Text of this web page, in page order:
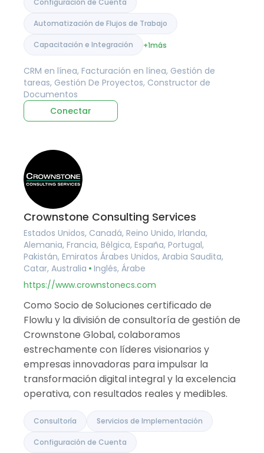
Configuración de Cuenta
Automatización de Flujos de Trabajo
Capacitación e Integración +1más
CRM en línea, Facturación en línea, Gestión de
tareas, Gestión De Proyectos, Constructor de
Documentos
Conectar
Crownstone Consulting Services
Estados Unidos, Canadá, Reino Unido, Irlanda,
Alemania, Francia, Bélgica, España, Portugal,
Pakistán, Emiratos Árabes Unidos, Arabia Saudita,
Catar, Australia
Inglés, Árabe
https://www.crownstonecs.com
Como Socio de Soluciones certificado de
Flowlu y la división de consultoría de gestión de
Crownstone Global, colaboramos
estrechamente con líderes visionarios y
empresas innovadoras para impulsar la
transformación digital integral y la excelencia
operativa, con resultados reales y medibles.
Consultoría Servicios de Implementación
Configuración de Cuenta